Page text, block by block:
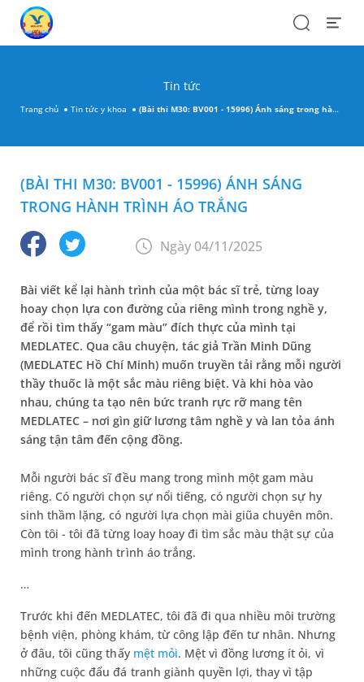
SearchOpen
Tin tức
Trang chủ Tin tức y khoa (Bài thi M30: BV001 - 15996) Ánh sáng trong hành trình áo trắng
(BÀI THI M30: BV001 - 15996) ÁNH SÁNG
TRONG HÀNH TRÌNH ÁO TRẮNG
Ngày 04/11/2025
Bài viết kể lại hành trình của một bác sĩ trẻ, từng loay
hoay chọn lựa con đường của riêng mình trong nghề y,
để rồi tìm thấy “gam màu” đích thực của mình tại
MEDLATEC. Qua câu chuyện, tác giả Trần Minh Dũng
(MEDLATEC Hồ Chí Minh) muốn truyền tải rằng mỗi người
thầy thuốc là một sắc màu riêng biệt. Và khi hòa vào
nhau, chúng ta tạo nên bức tranh rực rỡ mang tên
MEDLATEC – nơi gìn giữ lương tâm nghề y và lan tỏa ánh
sáng tận tâm đến cộng đồng.
Mỗi người bác sĩ đều mang trong mình một gam màu
riêng. Có người chọn sự nổi tiếng, có người chọn sự hy
sinh thầm lặng, có người lựa chọn mài giũa chuyên môn.
Còn tôi - tôi đã từng loay hoay đi tìm sắc màu thật sự của
mình trong hành trình áo trắng.
…
Trước khi đến MEDLATEC, tôi đã đi qua nhiều môi trường
bệnh viện, phòng khám, từ công lập đến tư nhân. Nhưng
ở đâu, tôi cũng thấy mệt mỏi. Mệt vì đồng lương ít ỏi, vì
những cuộc đấu đá tranh giành quyền lợi, thay vì tập